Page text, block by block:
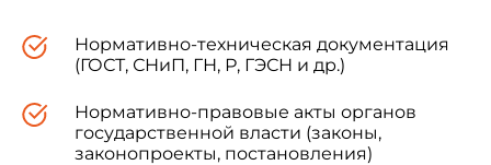
Нормативно-техническая документация
(ГОСТ, СНиП, ГН, Р, ГЭСН и др.)
Нормативно-правовые акты органов
государственной власти (законы,
законопроекты, постановления)